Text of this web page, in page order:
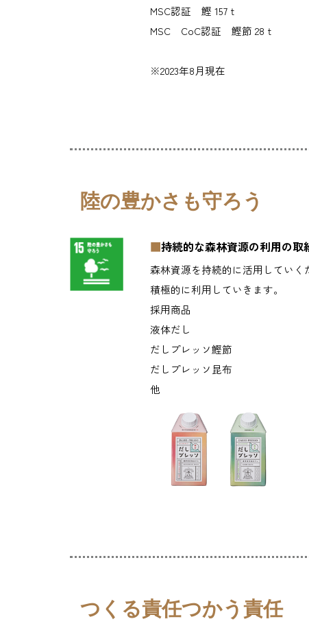
MSC認証 鰹 157ｔ
MSC CoC認証 鰹節 28ｔ
※2023年8月現在
陸の豊かさも守ろう
■持続的な森林資源の利用の取
森林資源を持続的に活用していく
積極的に利用していきます。
採用商品
液体だし
だしプレッソ鰹節
だしプレッソ昆布
他
つくる責任つかう責任